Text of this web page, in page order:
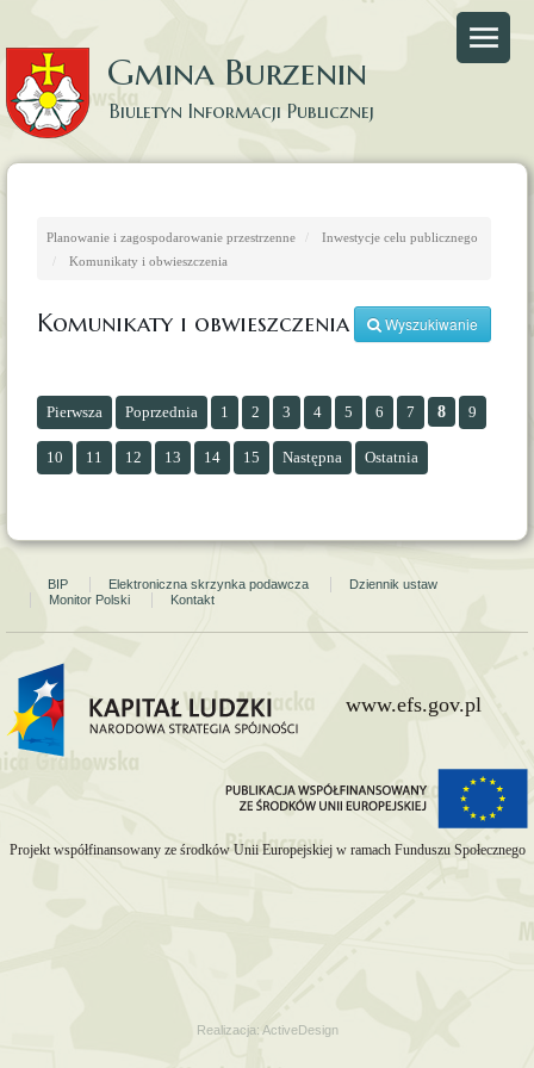
Gmina Burzenin
Biuletyn Informacji Publicznej
Planowanie i zagospodarowanie przestrzenne
Inwestycje celu publicznego
Komunikaty i obwieszczenia
Wyszukiwanie
Komunikaty i obwieszczenia
Pierwsza Poprzednia 1 2 3 4 5 6 7 8 9
10 11 12 13 14 15 Następna Ostatnia
Realizacja: ActiveDesign
BIP Elektroniczna skrzynka podawcza
Dziennik ustaw
Monitor Polski
Kontakt
www.efs.gov.pl
Projekt współfinansowany ze środków Unii Europejskiej w ramach Funduszu Społecznego